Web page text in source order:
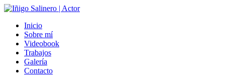
Inicio
Sobre mí
Videobook
Trabajos
Galería
Contacto